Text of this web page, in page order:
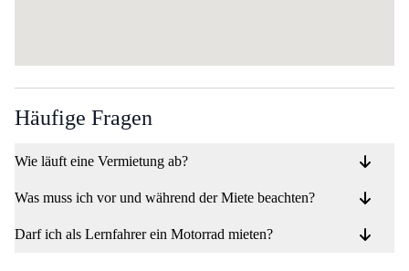
Häufige Fragen
Wie läuft eine Vermietung ab?
Was muss ich vor und während der Miete beachten?
Darf ich als Lernfahrer ein Motorrad mieten?